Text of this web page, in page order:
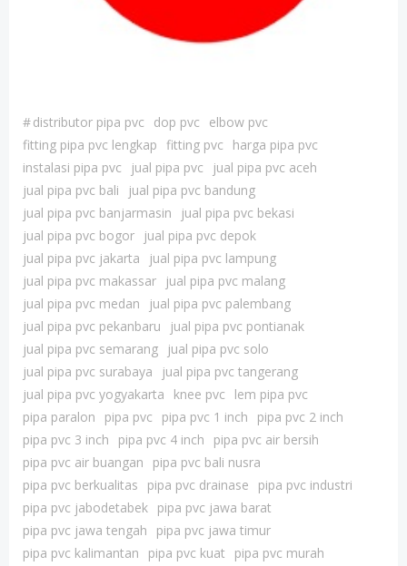
#distributor pipa pvc dop pvc
elbow pvc
fitting pipa pvc lengkap fitting pvc
harga pipa pvc
instalasi pipa pvc
jual pipa pvc
jual pipa pvc aceh
jual pipa pvc bali
jual pipa pvc bandung
jual pipa pvc banjarmasin
jual pipa pvc bekasi
jual pipa pvc bogor
jual pipa pvc depok
jual pipa pvc jakarta
jual pipa pvc lampung
jual pipa pvc makassar
jual pipa pvc malang
jual pipa pvc medan
jual pipa pvc palembang
jual pipa pvc pekanbaru
jual pipa pvc pontianak
jual pipa pvc semarang
jual pipa pvc solo
jual pipa pvc surabaya
jual pipa pvc tangerang
jual pipa pvc yogyakarta
knee pvc
lem pipa pvc
pipa paralon
pipa pvc pipa pvc 1 inch
pipa pvc 2 inch
pipa pvc 3 inch
pipa pvc 4 inch
pipa pvc air bersih
pipa pvc air buangan
pipa pvc bali nusra
pipa pvc berkualitas
pipa pvc drainase
pipa pvc industri
pipa pvc jabodetabek pipa pvc jawa barat
pipa pvc jawa tengah
pipa pvc jawa timur
pipa pvc kalimantan
pipa pvc kuat
pipa pvc murah